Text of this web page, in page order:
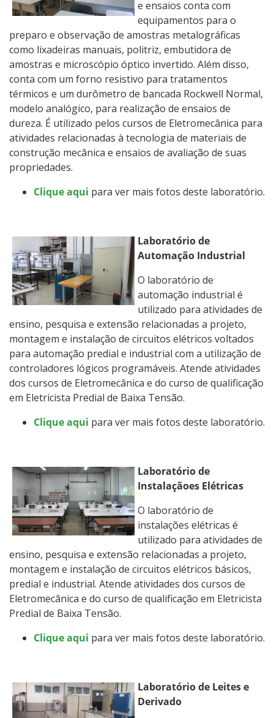
e ensaios conta com
equipamentos para o
preparo e observação de amostras metalográficas
como lixadeiras manuais, politriz, embutidora de
amostras e microscópio óptico invertido. Além disso,
conta com um forno resistivo para tratamentos
térmicos e um durômetro de bancada Rockwell Normal,
modelo analógico, para realização de ensaios de
dureza. É utilizado pelos cursos de Eletromecânica para
atividades relacionadas à tecnologia de materiais de
construção mecânica e ensaios de avaliação de suas
propriedades.
Clique aqui para ver mais fotos deste laboratório.
Laboratório de
Automação Industrial
O laboratório de
automação industrial é
utilizado para atividades de
ensino, pesquisa e extensão relacionadas a projeto,
montagem e instalação de circuitos elétricos voltados
para automação predial e industrial com a utilização de
controladores lógicos programáveis. Atende atividades
dos cursos de Eletromecânica e do curso de qualificação
em Eletricista Predial de Baixa Tensão.
Clique aqui para ver mais fotos deste laboratório.
Laboratório de
Instalaçãoes Elétricas
O laboratório de
instalações elétricas é
utilizado para atividades de
ensino, pesquisa e extensão relacionadas a projeto,
montagem e instalação de circuitos elétricos básicos,
predial e industrial. Atende atividades dos cursos de
Eletromecânica e do curso de qualificação em Eletricista
Predial de Baixa Tensão.
Clique aqui para ver mais fotos deste laboratório.
Laboratório de Leites e
Derivado